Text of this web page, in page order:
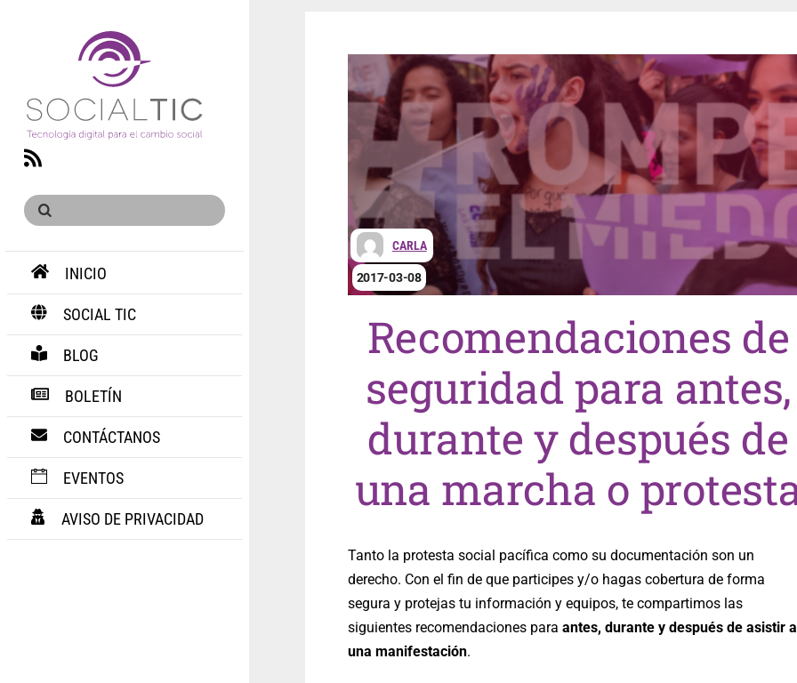
RSS
INICIO
SOCIAL TIC
BLOG
BOLETÍN
CONTÁCTANOS
EVENTOS
AVISO DE PRIVACIDAD
CARLA
2017-03-08
Recomendaciones de
seguridad para antes,
durante y después de
una marcha o
Tanto la protesta social pacífica como su documentación son un
derecho. Con el fin de que participes y/o hagas cobertura de forma
segura y protejas tu información y equipos, te compartimos las
siguientes recomendaciones para antes, durante y después de asistir a
una manifestación.